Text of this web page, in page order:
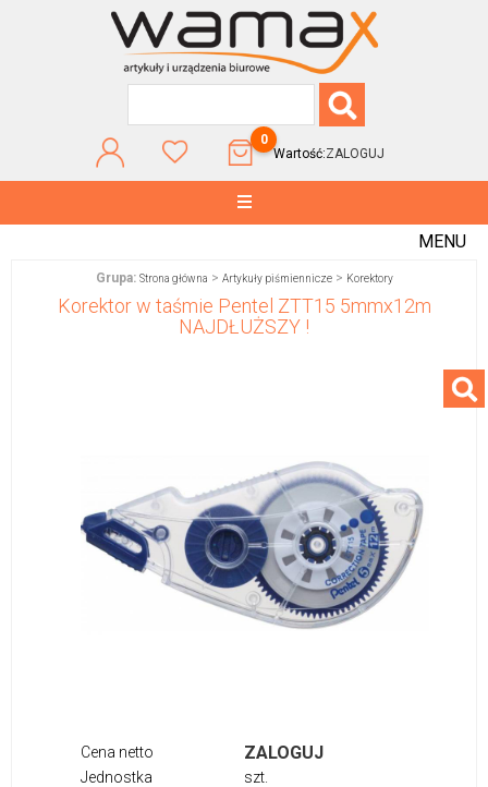
0
Wartość:ZALOGUJ
MENU
Grupa: Strona główna > Artykuły piśmiennicze> Korektory
Korektor w taśmie Pentel ZTT15 5mmx12m
NAJDŁUŻSZY !
Cena netto ZALOGUJ
Jednostka
szt.